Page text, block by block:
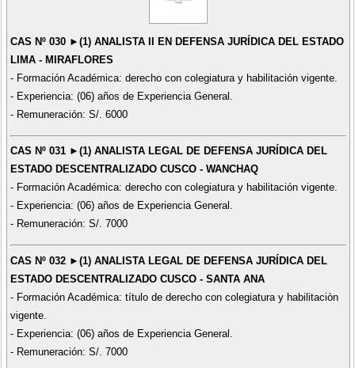
CAS Nº 030 ►(1) ANALISTA II EN DEFENSA JURÍDICA DEL ESTADO
LIMA - MIRAFLORES
- Formación Académica: derecho con colegiatura y habilitación vigente.
- Experiencia: (06) años de Experiencia General.
- Remuneración: S/. 6000
CAS Nº 031 ►(1) ANALISTA LEGAL DE DEFENSA JURÍDICA DEL
ESTADO DESCENTRALIZADO CUSCO - WANCHAQ
- Formación Académica: derecho con colegiatura y habilitación vigente.
- Experiencia: (06) años de Experiencia General.
- Remuneración: S/. 7000
CAS Nº 032 ►(1) ANALISTA LEGAL DE DEFENSA JURÍDICA DEL
ESTADO DESCENTRALIZADO CUSCO - SANTA ANA
- Formación Académica: título de derecho con colegiatura y habilitaciòn
vigente.
- Experiencia: (06) años de Experiencia General.
- Remuneración: S/. 7000